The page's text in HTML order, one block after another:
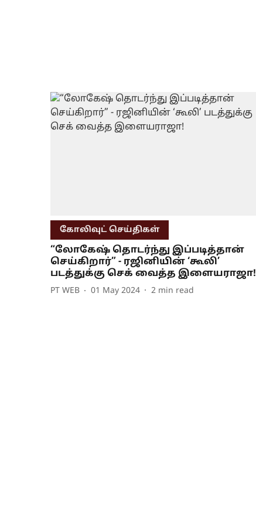
கோலிவுட் செய்திகள்
“லோகேஷ் தொடர்ந்து இப்படித்தான்
செய்கிறார்” - ரஜினியின் ‘கூலி’
படத்துக்கு செக் வைத்த இளையராஜா!
PT WEB 01 May 2024 2 min read